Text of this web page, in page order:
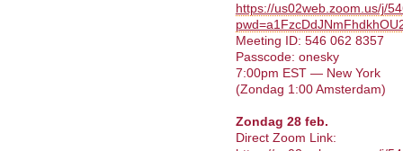
https://us02web.zoom.us/j/
Meeting ID: 546 062 8357
Passcode: onesky
7:00pm EST — New York
(Zondag 1:00 Amsterdam)
Zondag 28 feb.
Direct Zoom Link: